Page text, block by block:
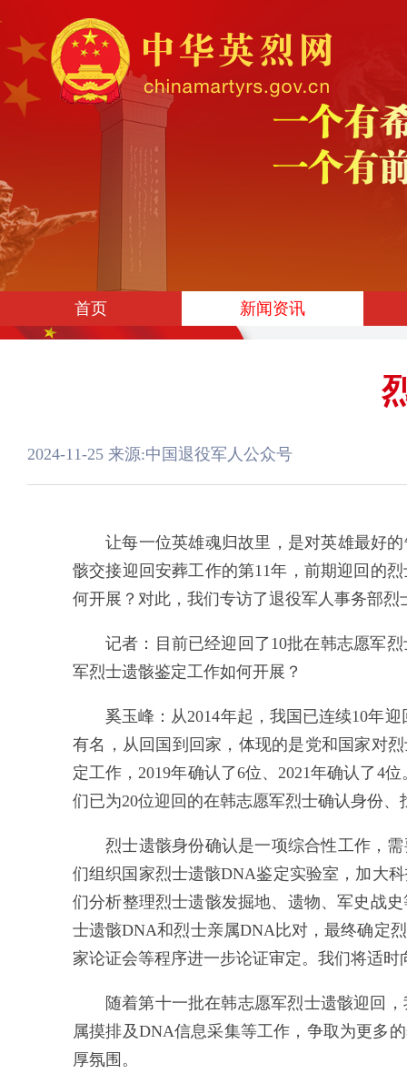
首页 新闻资讯
2024-11-25 来源:中国退役军人公众号
让每一位英雄魂归故里，是对英雄最好
骸交接迎回安葬工作的第11年，前期迎回的
何开展？ 对此，我们专访了退役军人事务部烈
记者：
目前已经迎回了10批在韩志愿军
军烈士遗骸鉴定工作如何开展？
奚玉峰 ：从2014年起，我国已连续10年
有名，从回国到回家，体现的是党和国家对
定工作，2019年确认了6位、2021年确认了4
们已为20位迎回的在韩志愿军烈士确认身份、
烈士遗骸身份确认是一项综合性工作，
们组织国家烈士遗骸DNA鉴定实验室， 加大
们分析整理烈士遗骸发掘地、遗物、军史战
士遗骸DNA和烈士亲属DNA比对，最终确定
家论证会等程序进一步论证审定。我们将适
随着第十一批在韩志愿军烈士遗骸迎回
属摸排及DNA信息采集等工作，争取为更多
厚氛围 。